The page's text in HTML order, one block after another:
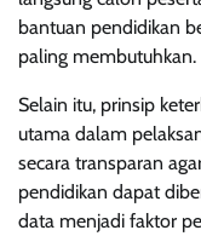
bantuan pendidikan
paling membutuhkan.
Selain itu, prinsip
utama dalam
secara transparan
pendidikan dapat
data menjadi faktor